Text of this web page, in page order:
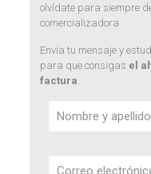
olvídate para siempre
comercializadora.
Envía tu mensaje y
para que consigas el
factura